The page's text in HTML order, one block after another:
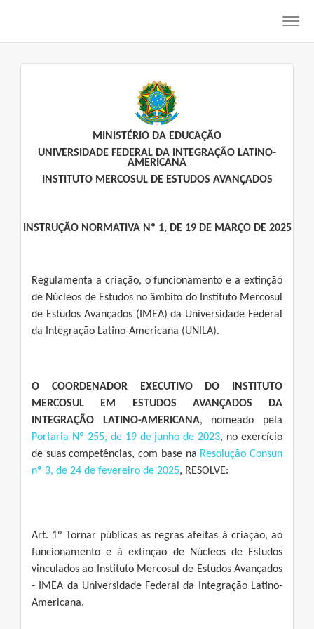
MINISTÉRIO DA EDUCAÇÃO
UNIVERSIDADE FEDERAL DA INTEGRAÇÃO LATINO-
AMERICANA
INSTITUTO MERCOSUL DE ESTUDOS AVANÇADOS
INSTRUÇÃO NORMATIVA Nº 1, DE 19 DE MARÇO DE 2025
Regulamenta a criação, o funcionamento e a extinção
de Núcleos de Estudos no âmbito do Instituto Mercosul
de Estudos Avançados (IMEA) da Universidade Federal
da Integração Latino-Americana (UNILA).
O COORDENADOR EXECUTIVO DO INSTITUTO
MERCOSUL EM ESTUDOS AVANÇADOS DA
INTEGRAÇÃO LATINO-AMERICANA, nomeado pela
Portaria Nº 255, de 19 de junho de 2023, no exercício
de suas competências, com base na Resolução Consun
nº 3, de 24 de fevereiro de 2025, RESOLVE:
Art. 1º Tornar públicas as regras afeitas à criação, ao
funcionamento e à extinção de Núcleos de Estudos
vinculados ao Instituto Mercosul de Estudos Avançados
- IMEA da Universidade Federal da Integração Latino-
Americana.